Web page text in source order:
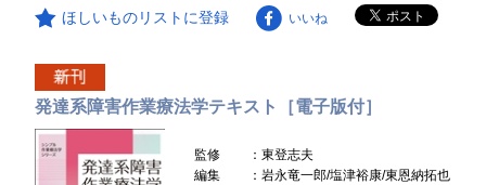
ほしいものリストに登録 いいね
発達系障害作業療法学テキスト［電子版付］
監修
：東登志夫
編集
：岩永竜一郎/塩津裕康/東恩納拓也